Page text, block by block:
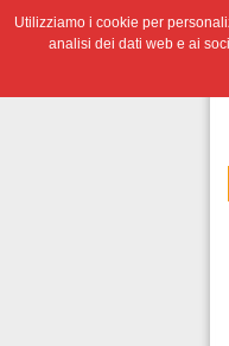
Utilizziamo i cookie per
analisi dei dati web e ai